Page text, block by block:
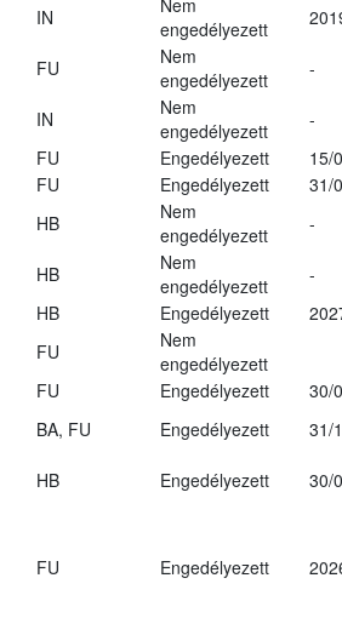
IN
Nem
engedélyezett
FU
Nem
engedélyezett
-
IN
Nem
engedélyezett
-
FU Engedélyezett
15/
FU Engedélyezett
31/
HB
Nem
engedélyezett
-
HB
Nem
engedélyezett
-
HB Engedélyezett
FU
Nem
engedélyezett
FU Engedélyezett
30/
BA, FU Engedélyezett
31/
HB Engedélyezett
30/
FU Engedélyezett